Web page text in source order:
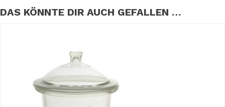
DAS KÖNNTE DIR AUCH GEFALLEN …